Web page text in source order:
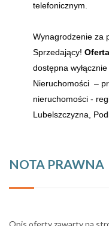
telefonicznym.
Wynagrodzenie za
Sprzedający!
dostępna
Nieruchomości –
nieruchomości -
Lubelszczyzna,
NOTA PRAWNA